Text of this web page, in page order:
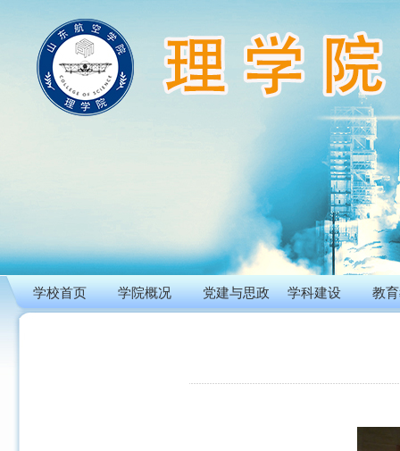
学校首页 学院概况 党建与思政 学科建设 教